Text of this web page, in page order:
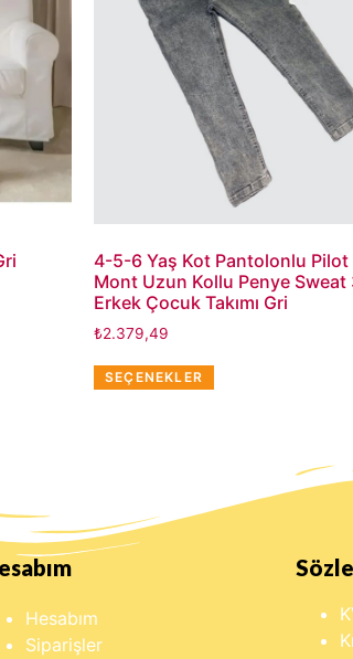
4-5-6 Yaş Kot Pantolonlu Pilot
Mont Uzun Kollu Penye Sweat
Erkek Çocuk Takımı Gri
₺2.379,49
SEÇENEKLER
Hesabım
Siparişler